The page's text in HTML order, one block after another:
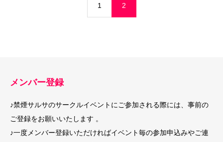
1 2
メンバー登録
♪禁煙サルサのサークルイベントにご参加される際には、事前の
ご登録をお願いいたします 。
♪一度メンバー登録いただければイベント毎の参加申込みやご連